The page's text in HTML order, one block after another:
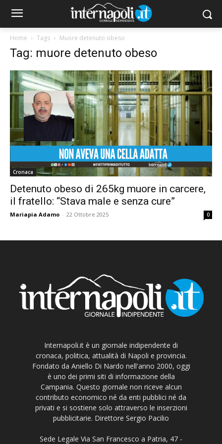
Home Tags Muore detenuto obeso
Tag: muore detenuto obeso
Cronaca
Detenuto obeso di 265kg muore in carcere,
il fratello: “Stava male e senza cure”
Mariapia Adamo - 22 Ottobre 2025 0
Internapoli.it è un giornale indipendente di
cronaca, politica, attualità di Napoli e provincia.
Fondato da Aniello Di Nardo nell'anno 2000, oggi
è uno dei primi siti di informazione della
Campania. Questo giornale non riceve alcun
contributo economico né da enti pubblici né da
privati e si sostiene solo attraverso le inserzioni
pubblicitarie. Direttore Sergio Pacilio
Sede Legale Via San Francesco a Patria, 47 -